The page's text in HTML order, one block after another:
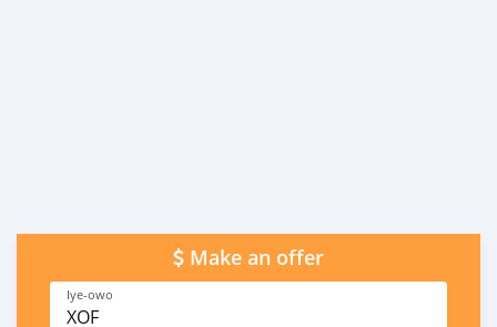
Make an offer
Iye-owo
XOF